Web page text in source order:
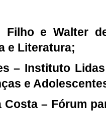
e Walter
e Literatura;
– Instituto Lidas
e
Costa – Fórum